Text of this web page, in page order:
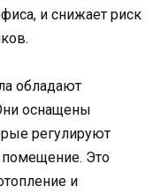
и снижает риск
обладают
оснащены
регулируют
помещение. Это
и